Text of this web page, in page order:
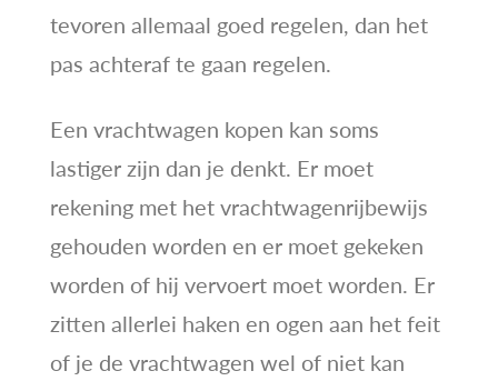
tevoren allemaal goed regelen, dan het
pas achteraf te gaan regelen.
Een vrachtwagen kopen kan soms
lastiger zijn dan je denkt. Er moet
rekening met het vrachtwagenrijbewijs
gehouden worden en er moet gekeken
worden of hij vervoert moet worden. Er
zitten allerlei haken en ogen aan het feit
of je de vrachtwagen wel of niet kan